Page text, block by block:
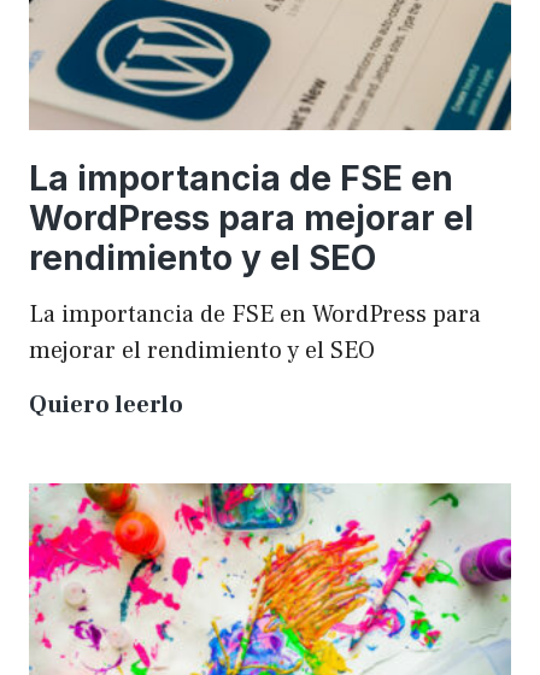
La importancia de FSE en
WordPress para mejorar el
rendimiento y el SEO
La importancia de FSE en WordPress para
mejorar el rendimiento y el SEO
Quiero leerlo
de
FSE
en
WordPress
para
mejorar